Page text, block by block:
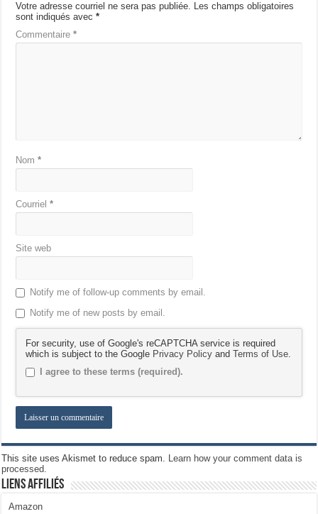
Votre adresse courriel ne sera pas publiée. Les champs obligatoires
sont indiqués avec*
Commentaire*
Nom*
Courriel*
Site web
Notify me of follow-up comments by email.
Notify me of new posts by email.
For security, use of Google's reCAPTCHA service is required
which is subject to the Google Privacy Policy andTerms of Use.
I agree to these terms (required).
This site uses Akismet to reduce spam. Learn how your comment data is
processed.
Liens Affiliés
Amazon